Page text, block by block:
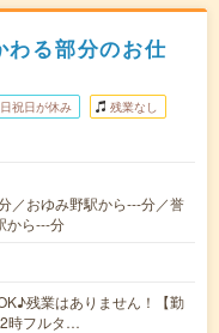
わる部分のお仕
祝日が休み 残業なし
／おゆみ野駅から---分／誉
から---分
残業はありません！【勤
時フルタ…